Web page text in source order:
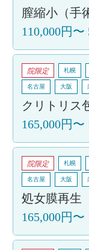
膣縮小（手
110,000円〜
院限定 札幌
名古屋 大阪
クリトリス
165,000円〜
院限定 札幌
名古屋 大阪
処女膜再生
165,000円〜